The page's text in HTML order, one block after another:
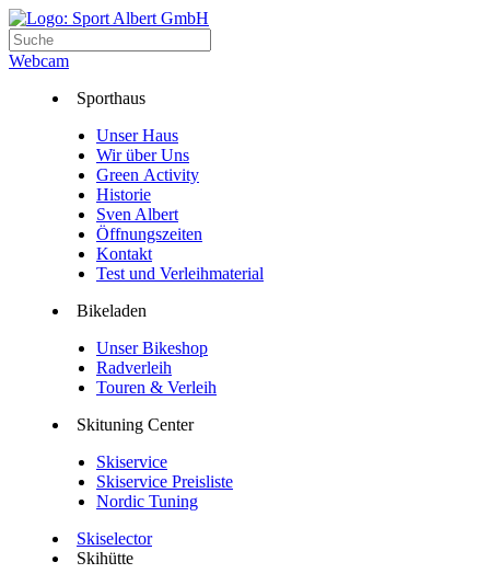
Webcam
Sporthaus
Unser Haus
Wir über Uns
Green Activity
Historie
Sven Albert
Öffnungszeiten
Kontakt
Test und Verleihmaterial
Bikeladen
Unser Bikeshop
Radverleih
Touren & Verleih
Skituning Center
Skiservice
Skiservice Preisliste
Nordic Tuning
Skiselector
Skihütte